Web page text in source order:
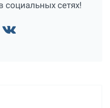
социальных сетях!